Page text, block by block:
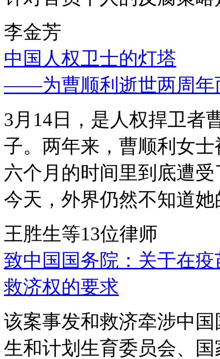
李金芳
中国人权卫士的灯塔
——为曹顺利逝世两周年
3月14日，是人权捍卫者
子。两年来，曹顺利女
六个月的时间里到底遭
今天，外界仍然不知道
王胜生等13位律师
致中国国务院：关于在
救济权的要求
该案事发和救济牵涉中
生和计划生育委员会、